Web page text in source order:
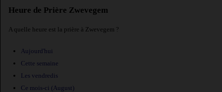
Heure de Prière Zwevegem
A quelle heure est la prière à Zwevegem ?
Aujourd'hui
Cette semaine
Les vendredis
Ce mois-ci (August)